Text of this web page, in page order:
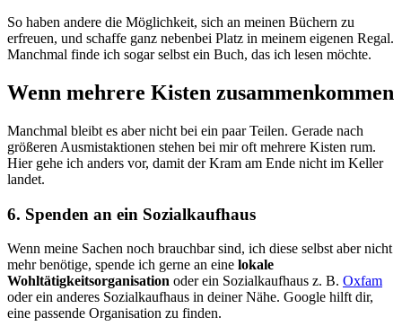
So haben andere die Möglichkeit, sich an meinen Büchern zu
erfreuen, und schaffe ganz nebenbei Platz in meinem eigenen Regal.
Manchmal finde ich sogar selbst ein Buch, das ich lesen möchte.
Wenn mehrere Kisten zusammenkommen
Manchmal bleibt es aber nicht bei ein paar Teilen. Gerade nach
größeren Ausmistaktionen stehen bei mir oft mehrere Kisten rum.
Hier gehe ich anders vor, damit der Kram am Ende nicht im Keller
landet.
6. Spenden an ein Sozialkaufhaus
Wenn meine Sachen noch brauchbar sind, ich diese selbst aber nicht
mehr benötige, spende ich gerne an eine lokale
Wohltätigkeitsorganisation oder ein Sozialkaufhaus z. B. Oxfam
oder ein anderes Sozialkaufhaus in deiner Nähe. Google hilft dir,
eine passende Organisation zu finden.